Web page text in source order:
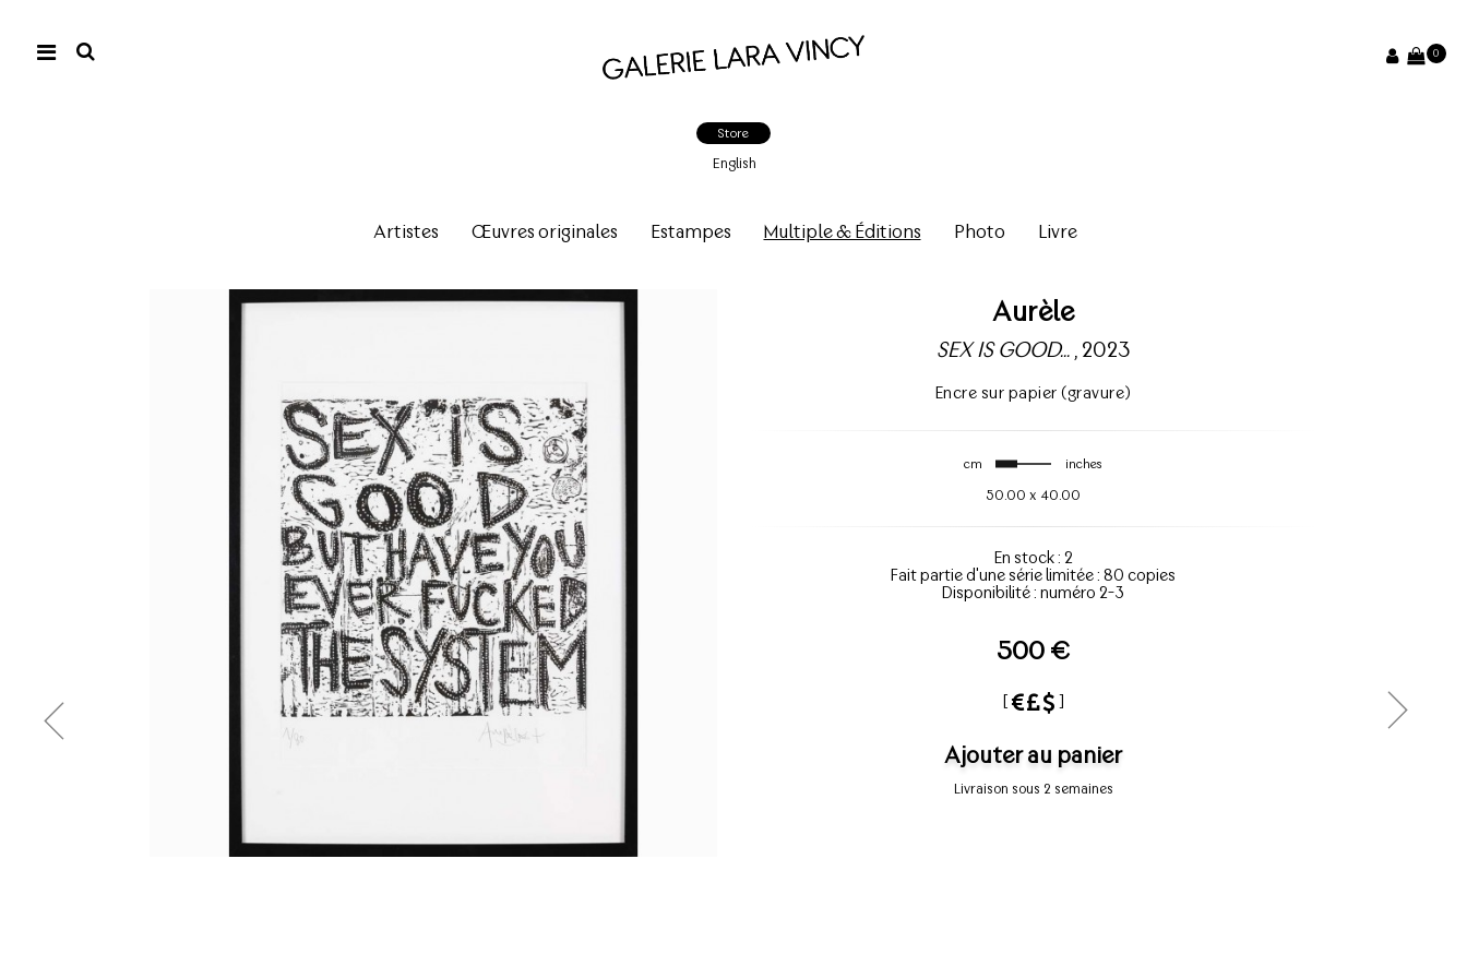
0
Store
English
Artistes Œuvres originales Estampes Multiple & Éditions Photo Livre
Aurèle
SEX IS GOOD..., 2023
Encre sur papier (gravure)
cm inches
50.00 x 40.00
En stock : 2
Fait partie d'une série limitée : 80 copies
Disponibilité : numéro 2-3
500 €
[ ]
Ajouter au panier
Livraison sous 2 semaines